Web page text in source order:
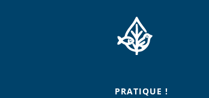
PRATIQUE !